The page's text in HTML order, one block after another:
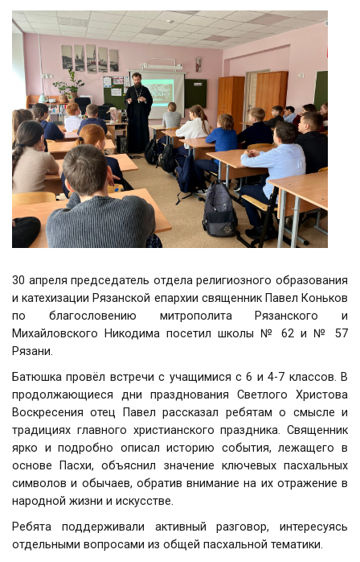
30 апреля председатель отдела религиозного образования
и катехизации Рязанской епархии священник Павел Коньков
по благословению митрополита Рязанского и
Михайловского Никодима посетил школы № 62 и № 57
Рязани.
Батюшка провёл встречи с учащимися с 6 и 4-7 классов. В
продолжающиеся дни празднования Светлого Христова
Воскресения отец Павел рассказал ребятам о смысле и
традициях главного христианского праздника. Священник
ярко и подробно описал историю события, лежащего в
основе Пасхи, объяснил значение ключевых пасхальных
символов и обычаев, обратив внимание на их отражение в
народной жизни и искусстве.
Ребята поддерживали активный разговор, интересуясь
отдельными вопросами из общей пасхальной тематики.